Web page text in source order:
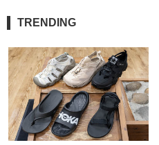
TRENDING